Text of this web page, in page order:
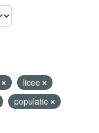
licee
populatie